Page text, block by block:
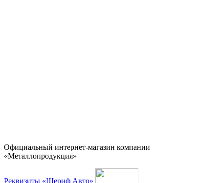
Официальный интернет-магазин компании
«Металлопродукция»
Реквизиты «Шериф Авто»